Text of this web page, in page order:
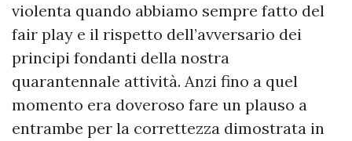
violenta quando abbiamo sempre fatto del
fair play e il rispetto dell’avversario dei
principi fondanti della nostra
quarantennale attività. Anzi fino a quel
momento era doveroso fare un plauso a
entrambe per la correttezza dimostrata in